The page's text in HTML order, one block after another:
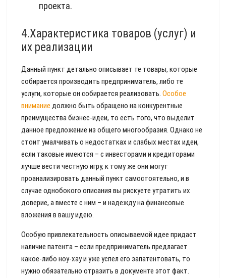
проекта.
4.Характеристика товаров (услуг) и
их реализации
Данный пункт детально описывает те товары, которые
собирается производить предприниматель, либо те
услуги, которые он собирается реализовать. Особое
внимание должно быть обращено на конкурентные
преимущества бизнес-идеи, то есть того, что выделит
данное предложение из общего многообразия. Однако не
стоит умалчивать о недостатках и слабых местах идеи,
если таковые имеются – с инвесторами и кредиторами
лучше вести честную игру, к тому же они могут
проанализировать данный пункт самостоятельно, и в
случае однобокого описания вы рискуете утратить их
доверие, а вместе с ним – и надежду на финансовые
вложения в вашу идею.
Особую привлекательность описываемой идее придаст
наличие патента – если предприниматель предлагает
какое-либо ноу-хау и уже успел его запатентовать, то
нужно обязательно отразить в документе этот факт.